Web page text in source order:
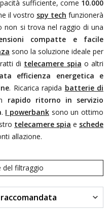
sufficiente, come 10.000
il vostro spy tech funzionerà
non si trova nel raggio di una
compatte e facile
sono la soluzione ideale per
di telecamere spia o altri
efficienza energetica e
. Ricarica rapida batterie di
rapido ritorno in servizio
. I powerbank sono un ottimo
telecamere spia e schede
allazione.
del filtraggio